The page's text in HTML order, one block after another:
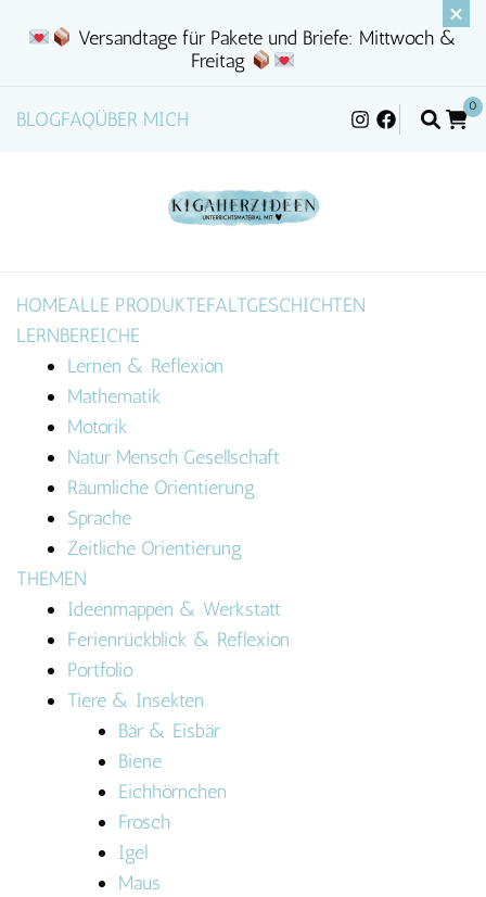
Versandtage für Pakete und Briefe: Mittwoch &
Freitag
BLOGFAQÜBER MICH
0
HOMEALLE PRODUKTEFALTGESCHICHTEN
LERNBEREICHE
Lernen & Reflexion
Mathematik
Motorik
Natur Mensch Gesellschaft
Räumliche Orientierung
Sprache
Zeitliche Orientierung
THEMEN
Ideenmappen & Werkstatt
Ferienrückblick & Reflexion
Portfolio
Tiere & Insekten
Bär & Eisbär
Biene
Eichhörnchen
Frosch
Igel
Maus